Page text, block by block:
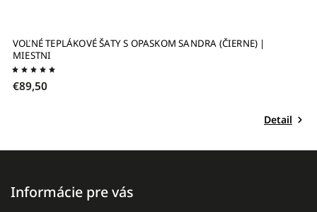
VOĽNÉ TEPLÁKOVÉ ŠATY S OPASKOM SANDRA (ČIERNE) |
MIESTNI
€89,50
Detail
Informácie pre vás